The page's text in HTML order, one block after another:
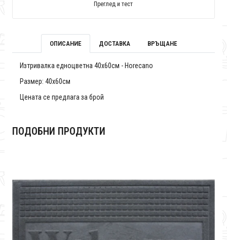
Преглед и тест
ОПИСАНИЕ ДОСТАВКА ВРЪЩАНЕ
Изтривалка едноцветна 40x60см - Horecano
Размер: 40х60см
Цената се предлага за брой
ПОДОБНИ ПРОДУКТИ